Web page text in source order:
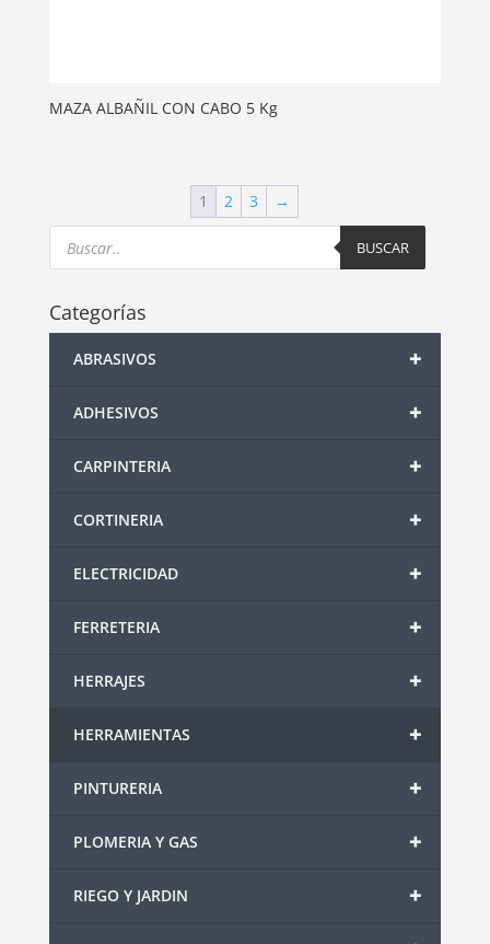
MAZA ALBAÑIL CON CABO 5 Kg
1 2 3
→
Products
search BUSCAR
Categorías
+
ABRASIVOS
+
ADHESIVOS
+
CARPINTERIA
+
CORTINERIA
+
ELECTRICIDAD
+
FERRETERIA
+
HERRAJES
+
HERRAMIENTAS
+
PINTURERIA
+
PLOMERIA Y GAS
+
RIEGO Y JARDIN